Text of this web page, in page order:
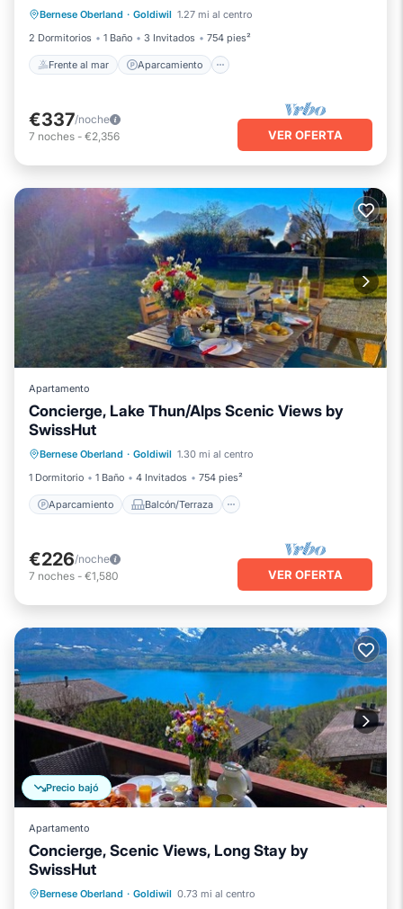
Bernese Oberland · Goldiwil 1.27 mi al centro
2 Dormitorios
1 Baño 3 Invitados 754 pies²
Frente al mar Aparcamiento
Vista al mar
Balcón/Terraza
€337/noche
7 noches - €2,356 VER OFERTA
Apartamento
Concierge, Lake Thun/Alps Scenic Views by
SwissHut
Bernese Oberland · Goldiwil 1.30 mi al centro
1 Dormitorio
1 Baño 4 Invitados 754 pies²
Aparcamiento Balcón/Terraza
Cocina
Internet
€226/noche
7 noches - €1,580 VER OFERTA
Precio bajó
Apartamento
Concierge, Scenic Views, Long Stay by
SwissHut
Bernese Oberland · Goldiwil 0.73 mi al centro
Cocina
Internet